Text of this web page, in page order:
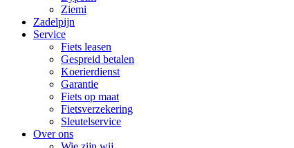
Ziemi
Zadelpijn
Service
Fiets leasen
Gespreid betalen
Koerierdienst
Garantie
Fiets op maat
Fietsverzekering
Sleutelservice
Over ons